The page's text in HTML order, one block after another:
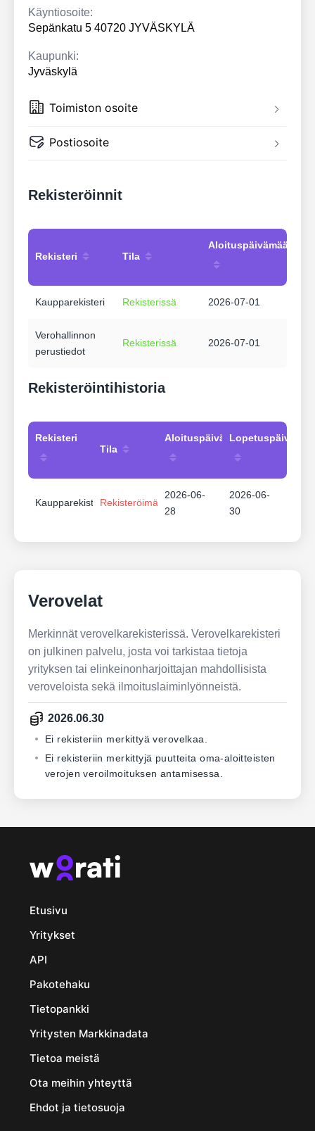
Käyntiosoite:
Sepänkatu 5 40720 JYVÄSKYLÄ
Kaupunki:
Jyväskylä
Toimiston osoite
Postiosoite
Rekisteröinnit
Rekisteri Tila
Aloituspäivämäärä
Kaupparekisteri Rekisterissä 2026-07-01
Verohallinnon
perustiedot
Rekisterissä 2026-07-01
Rekisteröintihistoria
Rekisteri
Tila
Aloituspäivämäärä
KaupparekisteriRekisteröimätön
2026-06-
28
2026-06-
30
Verovelat
Merkinnät verovelkarekisterissä. Verovelkarekisteri
on julkinen palvelu, josta voi tarkistaa tietoja
yrityksen tai elinkeinonharjoittajan mahdollisista
veroveloista sekä ilmoituslaiminlyönneistä.
2026.06.30
Ei rekisteriin merkittyä verovelkaa.
Ei rekisteriin merkittyjä puutteita oma-aloitteisten
verojen veroilmoituksen antamisessa.
Etusivu
Yritykset
API
Pakotehaku
Tietopankki
Yritysten Markkinadata
Tietoa meistä
Ota meihin yhteyttä
Ehdot ja tietosuoja